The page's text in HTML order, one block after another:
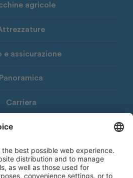
agricole
e assicurazione
Panoramica
Carriera
Download
Consorzio Agrario
di Bolzano Società Cooperativa